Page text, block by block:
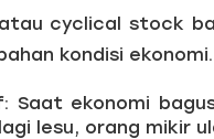
atau cyclical stock
kondisi
Saat ekonomi
lesu, orang mikir